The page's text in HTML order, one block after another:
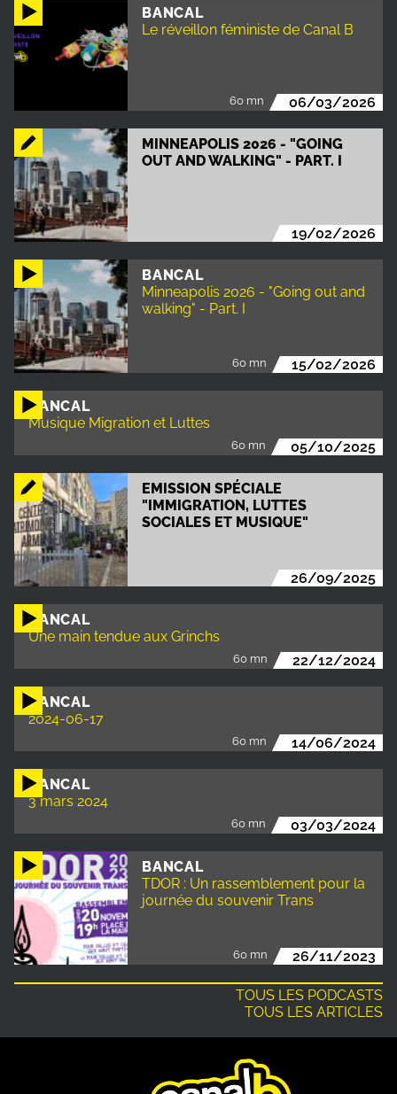
BANCAL
Le réveillon féministe de Canal B
60 mn 06/03/2026
MINNEAPOLIS 2026 - "GOING
OUT AND WALKING" - PART. I
19/02/2026
BANCAL
Minneapolis 2026 - "Going out and
walking" - Part. I
60 mn 15/02/2026
BANCAL
Musique Migration et Luttes
60 mn 05/10/2025
EMISSION SPÉCIALE
"IMMIGRATION, LUTTES
SOCIALES ET MUSIQUE"
26/09/2025
BANCAL
Une main tendue aux Grinchs
60 mn 22/12/2024
BANCAL
2024-06-17
60 mn 14/06/2024
BANCAL
3 mars 2024
60 mn 03/03/2024
BANCAL
TDOR : Un rassemblement pour la
journée du souvenir Trans
60 mn 26/11/2023
TOUS LES PODCASTS
TOUS LES ARTICLES